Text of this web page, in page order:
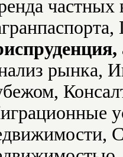
частных
рынка,